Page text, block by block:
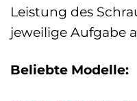
Leistung des
jeweilige Aufgabe
Beliebte Modelle: